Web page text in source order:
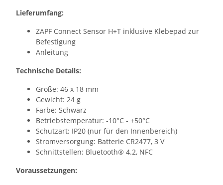
Lieferumfang:
ZAPF Connect Sensor H+T inklusive Klebepad zur
Befestigung
Anleitung
Technische Details:
Größe: 46 x 18 mm
Gewicht: 24 g
Farbe: Schwarz
Betriebstemperatur: -10°C - +50°C
Schutzart: IP20 (nur für den Innenbereich)
Stromversorgung: Batterie CR2477, 3 V
Schnittstellen: Bluetooth® 4.2, NFC
Voraussetzungen: